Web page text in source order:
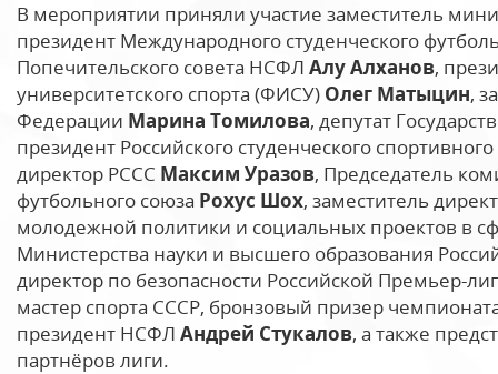
В мероприятии приняли участие заместитель
президент Международного студенческого
Попечительского совета НСФЛ Алу Алханов,
университетского спорта (ФИСУ) Олег Матыцин,
Федерации Марина Томилова, депутат
президент Российского студенческого
директор РССС Максим Уразов, Председатель
футбольного союза Рохус Шох, заместитель
молодежной политики и социальных проектов в
Министерства науки и высшего образования
директор по безопасности Российской Премьер-
мастер спорта СССР, бронзовый призер
президент НСФЛ Андрей Стукалов, а также
партнёров лиги.